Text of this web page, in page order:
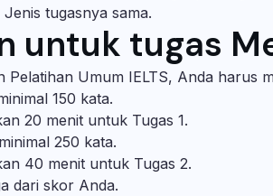
tugasnya sama.
untuk tugas
Pelatihan Umum IELTS, Anda harus
150 kata.
20 menit untuk Tugas 1.
250 kata.
40 menit untuk Tugas 2.
dari skor Anda.